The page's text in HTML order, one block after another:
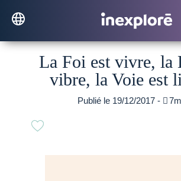
La Foi est vivre, la
vibre, la Voie est
Publié le 19/12/2017 - 